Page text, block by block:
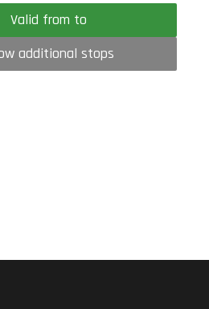
Valid from to
additional stops